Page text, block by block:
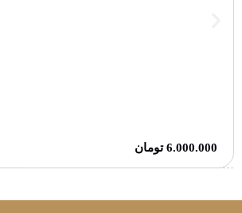
6.000.000 تومان